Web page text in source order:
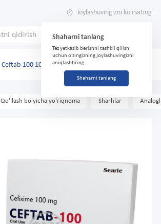
Joylashuvingizni ko'rsating
Shaharni tanlang
Tez yetkazib berishni tashkil qilish
uchun o'zingizning joylashuvingizni
aniqlashtiring
Shaharni tanlang
Ceftab-100 100 mg No 10 tabletkalari
Qo'llash bo'yicha yo'riqnoma Sharhlar